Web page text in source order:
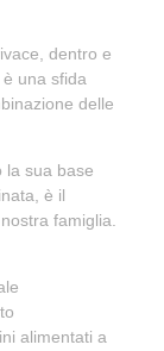
dentro e
una sfida
delle
la sua base
è il
famiglia.
alimentati a